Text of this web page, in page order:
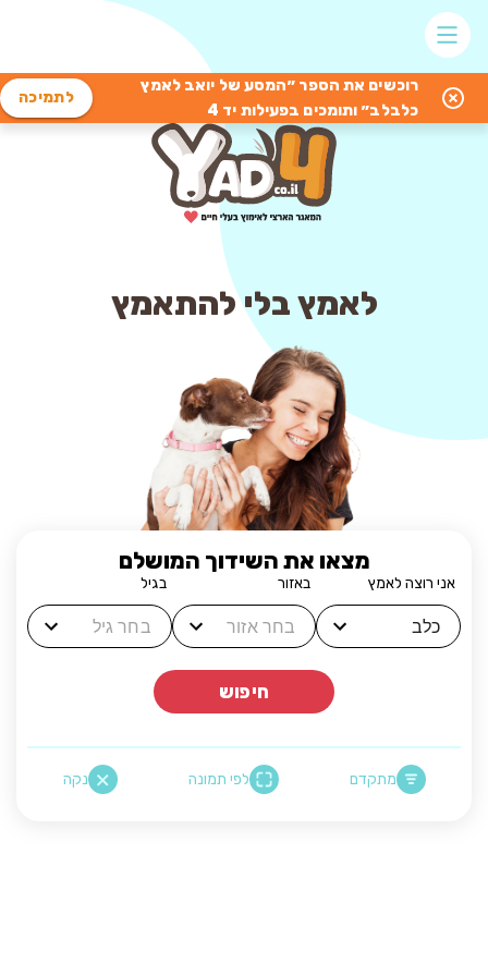
רוכשים את הספר ״המסע של יואב לאמץ
כלבלב״ ותומכים בפעילות יד 4
לתמיכה
לאמץ בלי להתאמץ
מצאו את השידוך המושלם
אני רוצה לאמץ באזור בגיל
חיפוש
מתקדם לפי תמונה נקה